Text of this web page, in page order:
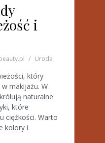
i
Uroda
który
makijażu. W
naturalne
które
ciężkości. Warto
kolory i